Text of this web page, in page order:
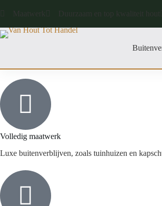
Volledig maatwerk
Luxe buitenverblijven, zoals tuinhuizen en